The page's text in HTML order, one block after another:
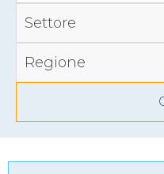
Settore
Regione